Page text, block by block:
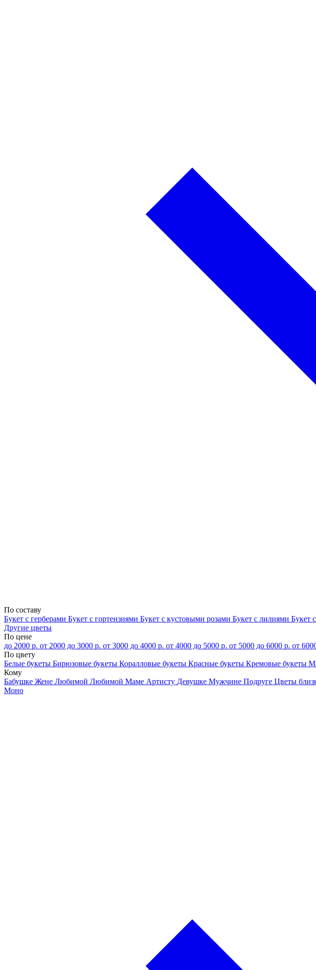
По составу
Букет с герберами Букет с гортензиями Букет с кустовыми розами Букет с лилиями Букет
Другие цветы
По цене
до 2000 р. от 2000 до 3000 р. от 3000 до 4000 р. от 4000 до 5000 р. от 5000 до 6000 р. от
По цвету
Белые букеты Бирюзовые букеты Коралловые букеты Красные букеты Кремовые букеты
Кому
Бабушке Жене Любимой Любимой Маме Артисту Девушке Мужчине Подруге Цветы
Моно